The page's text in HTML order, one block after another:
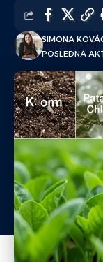
POSLEDNÁ
SIMONA